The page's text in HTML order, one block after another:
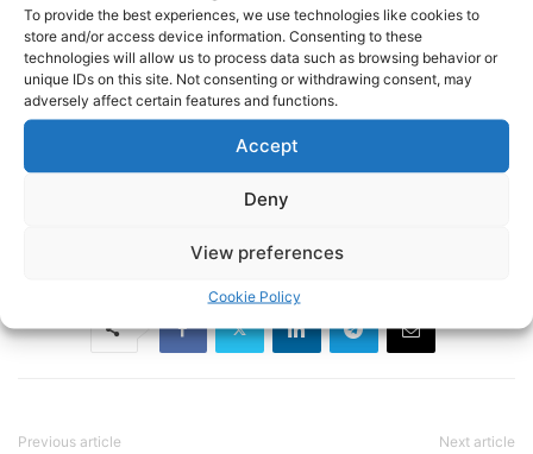
To provide the best experiences, we use technologies like cookies to
store and/or access device information. Consenting to these
technologies will allow us to process data such as browsing behavior or
unique IDs on this site. Not consenting or withdrawing consent, may
adversely affect certain features and functions.
Accept
Deny
View preferences
Cookie Policy
Linkedin:https://www.linkedin.com/in/internet-paok-fans-
601b24248
Instagram:https://www.instagram.com/internetpaokfans
#paok #paokfans #παοκ #thessaloniki
Previous article Next article